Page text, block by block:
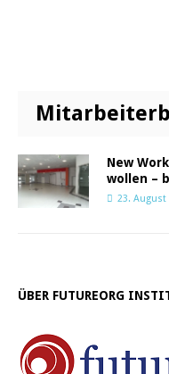
New
wollen –
23. August
ÜBER FUTUREORG